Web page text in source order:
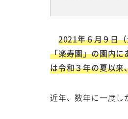
2021年６月９日
「楽寿園」の園内に
は令和３年の夏以来
近年、数年に一度し